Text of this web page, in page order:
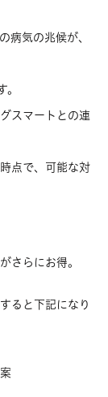
病気の兆候が、
。
スマートとの連
点で、可能な対
さらにお得。
ると下記になり